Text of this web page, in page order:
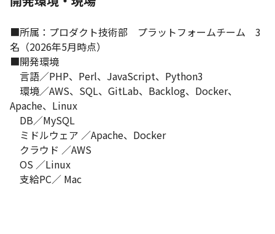
で実現した事例があり、手を挙げれば任せてもらえる風土です。
■所属：プロダクト技術部　プラットフォームチーム　3
名（2026年5月時点）
■開発環境
言語／PHP、Perl、JavaScript、Python3
環境／AWS、SQL、GitLab、Backlog、Docker、
Apache、Linux
DB／MySQL
ミドルウェア ／Apache、Docker
クラウド ／AWS
OS ／Linux
支給PC／ Mac